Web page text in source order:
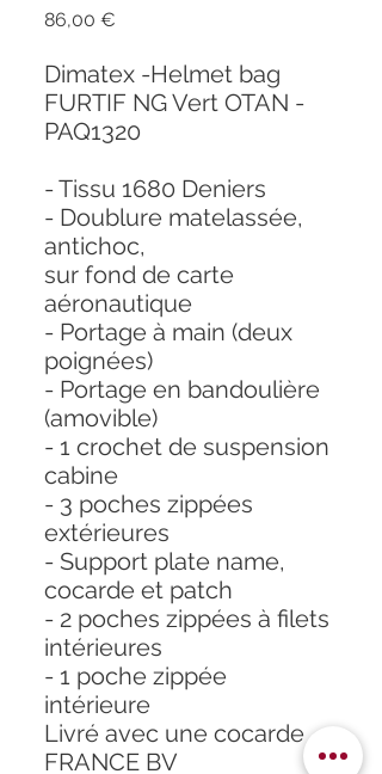
86,00 €
Dimatex -Helmet bag
FURTIF NG Vert OTAN -
PAQ1320
- Tissu 1680 Deniers
- Doublure matelassée,
antichoc,
sur fond de carte
aéronautique
- Portage à main (deux
poignées)
- Portage en bandoulière
(amovible)
- 1 crochet de suspension
cabine
- 3 poches zippées
extérieures
- Support plate name,
cocarde et patch
- 2 poches zippées à filets
intérieures
- 1 poche zippée
intérieure
Livré avec une cocarde
FRANCE BV